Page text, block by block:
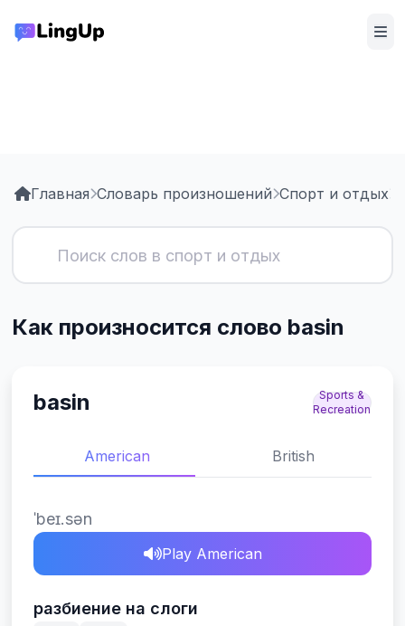
Главная Словарь произношений Спорт и отдых
Как произносится слово basin
basin
Sports &
Recreation
American British
ˈbeɪ.sən
Play American
разбиение на слоги